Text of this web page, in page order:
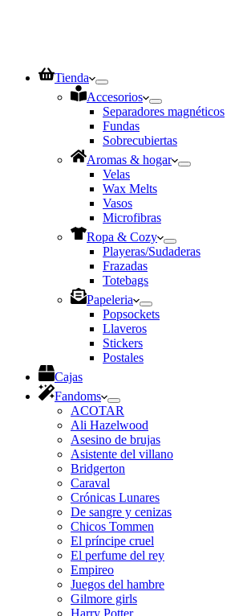
Tienda
Accesorios
Separadores magnéticos
Fundas
Sobrecubiertas
Aromas & hogar
Velas
Wax Melts
Vasos
Microfibras
Ropa & Cozy
Playeras/Sudaderas
Frazadas
Totebags
Papeleria
Popsockets
Llaveros
Stickers
Postales
Cajas
Fandoms
ACOTAR
Ali Hazelwood
Asesino de brujas
Asistente del villano
Bridgerton
Caraval
Crónicas Lunares
De sangre y cenizas
Chicos Tommen
El príncipe cruel
El perfume del rey
Empireo
Juegos del hambre
Gilmore girls
Harry Potter